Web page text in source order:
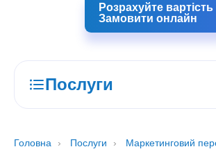
Розрахуйте вартість
Замовити онлайн
Послуги
Головна Послуги Маркетинговий